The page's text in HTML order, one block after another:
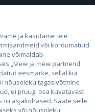
ja kasutame teie
või kordumatuid
võimaldab
„Meie ja meie partnerid
eesmärke, sellal kui
nõusoleku tagasivõtmine
ei pruugi osa kuvatavast
nii asjakohased. Saate selle
või nõusoleku